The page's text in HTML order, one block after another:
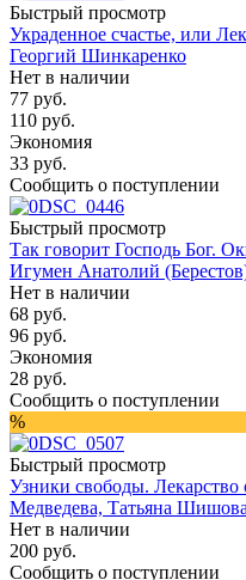
Быстрый просмотр
Украденное счастье, или
Георгий Шинкаренко
Нет в наличии
77 руб.
110 руб.
Экономия
33 руб.
Сообщить о поступлении
Быстрый просмотр
Так говорит Господь Бог.
Игумен Анатолий
Нет в наличии
68 руб.
96 руб.
Экономия
28 руб.
Сообщить о поступлении
%
Быстрый просмотр
Узники свободы. Лекарство
Медведева, Татьяна Шишова
Нет в наличии
200 руб.
Сообщить о поступлении